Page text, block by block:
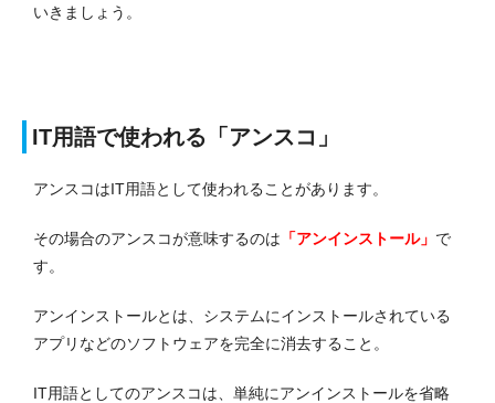
いきましょう。
IT用語で使われる「アンスコ」
アンスコはIT用語として使われることがあります。
その場合のアンスコが意味するのは 「アンインストール」 で
す。
アンインストールとは、システムにインストールされている
アプリなどのソフトウェアを完全に消去すること。
IT用語としてのアンスコは、単純にアンインストールを省略